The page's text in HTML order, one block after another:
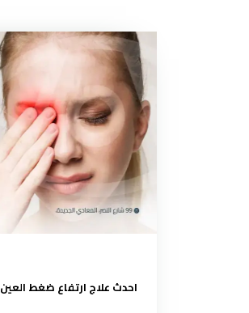
احدث علاج ارتفاع ضغط العين